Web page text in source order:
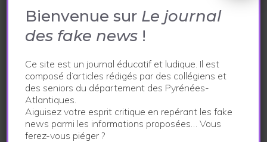
Bienvenue sur Le journal
des fake news !
Ce site est un journal éducatif et ludique. Il est
composé d’articles rédigés par des collégiens et
des seniors du département des Pyrénées-
Atlantiques.
Aiguisez votre esprit critique en repérant les fake
news parmi les informations proposées… Vous
ferez-vous piéger ?